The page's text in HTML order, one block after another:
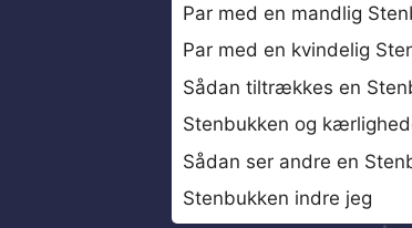
Par med en mandlig
Par med en kvindelig
Sådan tiltrækkes en
Stenbukken og
Sådan ser andre en
Stenbukken indre jeg